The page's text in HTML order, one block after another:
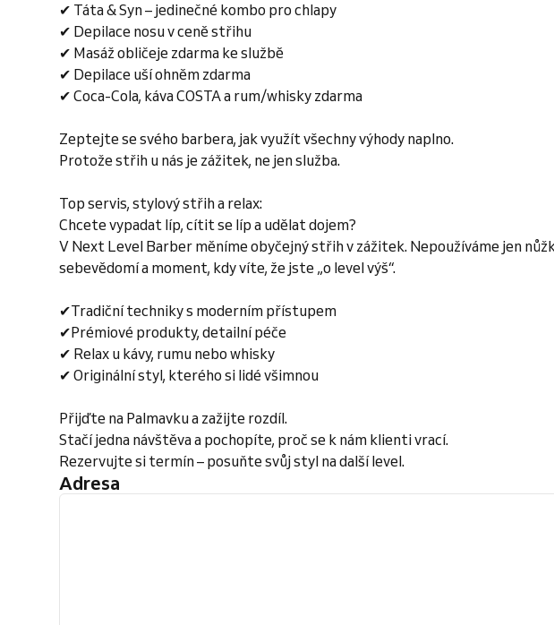
✔ Táta & Syn – jedinečné kombo pro chlapy
✔ Depilace nosu v ceně střihu
✔ Masáž obličeje zdarma ke službě
✔ Depilace uší ohněm zdarma
✔ Coca-Cola, káva COSTA a rum/whisky zdarma
Zeptejte se svého barbera, jak využít všechny výhody naplno.
Protože střih u nás je zážitek, ne jen služba.
Top servis, stylový střih a relax:
Chcete vypadat líp, cítit se líp a udělat dojem?
V Next Level Barber měníme obyčejný střih v zážitek. Nepoužíváme jen
sebevědomí a moment, kdy víte, že jste „o level výš“.
✔Tradiční techniky s moderním přístupem
✔Prémiové produkty, detailní péče
✔ Relax u kávy, rumu nebo whisky
✔ Originální styl, kterého si lidé všimnou
Přijďte na Palmavku a zažijte rozdíl.
Stačí jedna návštěva a pochopíte, proč se k nám klienti vrací.
Rezervujte si termín – posuňte svůj styl na další level.
Adresa